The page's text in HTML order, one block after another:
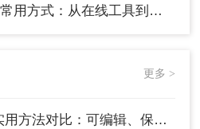
：从在线工具到桌面软件全梳理！
更多 >
比：可编辑、保格式、避风险！